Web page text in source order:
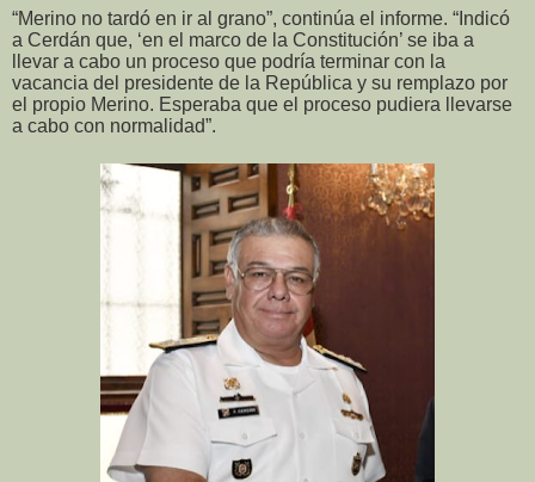
“Merino no tardó en ir al grano”, continúa el informe. “Indicó
a Cerdán que, ‘en el marco de la Constitución’ se iba a
llevar a cabo un proceso que podría terminar con la
vacancia del presidente de la República y su remplazo por
el propio Merino. Esperaba que el proceso pudiera llevarse
a cabo con normalidad”.